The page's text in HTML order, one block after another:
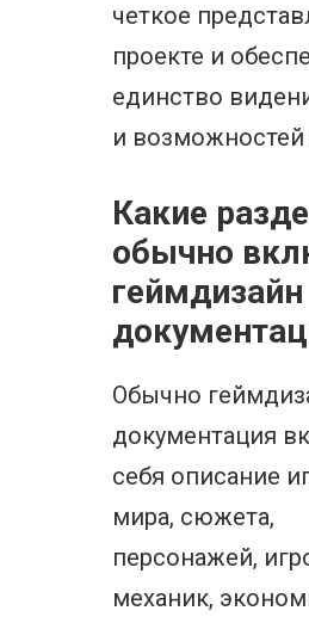
четкое
проекте и
единство
и возможностей
Какие
обычно
геймдизайн
Обычно
документация
себя описание
мира, сюжета,
персонажей,
механик,